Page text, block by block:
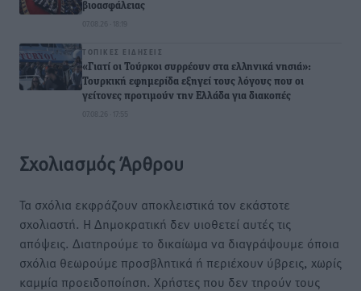
βιοασφάλειας
07.08.26 · 18:19
ΤΟΠΙΚΈΣ ΕΙΔΉΣΕΙΣ
«Γιατί οι Τούρκοι συρρέουν στα ελληνικά νησιά»:
Τουρκική εφημερίδα εξηγεί τους λόγους που οι
γείτονες προτιμούν την Ελλάδα για διακοπές
07.08.26 · 17:55
Σχολιασμός Άρθρου
Τα σχόλια εκφράζουν αποκλειστικά τον εκάστοτε
σχολιαστή. Η Δημοκρατική δεν υιοθετεί αυτές τις
απόψεις. Διατηρούμε το δικαίωμα να διαγράψουμε όποια
σχόλια θεωρούμε προσβλητικά ή περιέχουν ύβρεις, χωρίς
καμμία προειδοποίηση. Χρήστες που δεν τηρούν τους